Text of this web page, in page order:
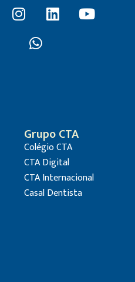
Grupo CTA
Colégio CTA
CTA Digital
CTA Internacional
Casal Dentista